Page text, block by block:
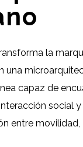
la
una
capaz de
social y
entre